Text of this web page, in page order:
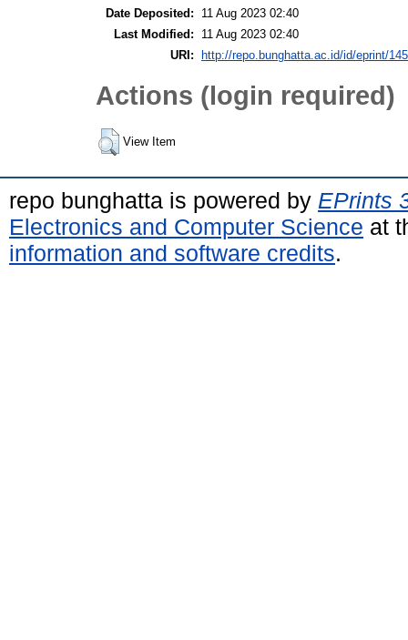
Date Deposited:
11 Aug 2023 02:40
Last Modified:
11 Aug 2023 02:40
URI:
http://repo.bunghatta.ac.id/id/eprint/
Actions (login required)
View Item
repo bunghatta is powered by EPrints
Electronics and Computer Science at
information and software credits.